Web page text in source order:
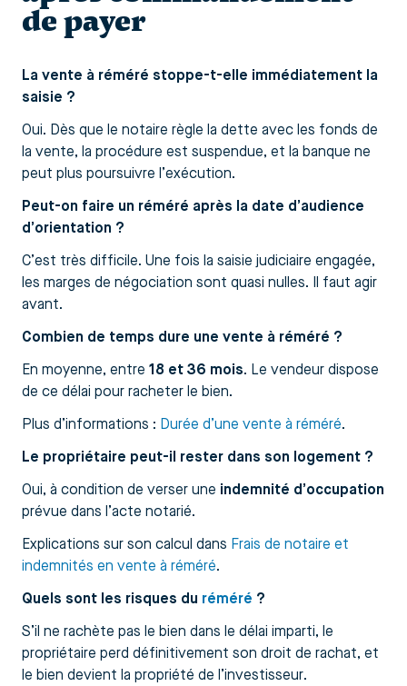
de payer
La vente à réméré stoppe-t-elle immédiatement la
saisie ?
Oui. Dès que le notaire règle la dette avec les fonds de
la vente, la procédure est suspendue, et la banque ne
peut plus poursuivre l’exécution.
Peut-on faire un réméré après la date d’audience
d’orientation ?
C’est très difficile. Une fois la saisie judiciaire engagée,
les marges de négociation sont quasi nulles. Il faut agir
avant.
Combien de temps dure une vente à réméré ?
En moyenne, entre 18 et 36 mois. Le vendeur dispose
de ce délai pour racheter le bien.
Plus d’informations : Durée d’une vente à réméré.
Le propriétaire peut-il rester dans son logement ?
Oui, à condition de verser une indemnité d’occupation
prévue dans l’acte notarié.
Explications sur son calcul dans Frais de notaire et
indemnités en vente à réméré.
Quels sont les risques du réméré ?
S’il ne rachète pas le bien dans le délai imparti, le
propriétaire perd définitivement son droit de rachat, et
le bien devient la propriété de l’investisseur.